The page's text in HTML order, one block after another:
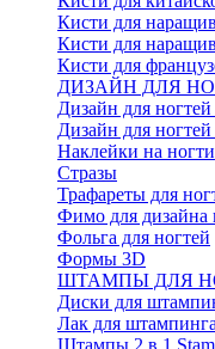
Кисти для
Кисти для
Кисти для
ДИЗАЙН ДЛЯ
Дизайн для
Дизайн для ногтей
Наклейки на ногти
Стразы
Трафареты для
Фимо для дизайна
Фольга для ногтей
Формы 3D
ШТАМПЫ ДЛЯ
Диски для
Лак для штампинга
Штампы 2 в 1